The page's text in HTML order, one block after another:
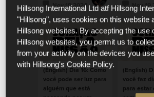
Nov 19 2024
Nov 19
(English) Dia 16: Como
você pode ser luz para
alguém que está
(English)
você faz
para estar
Hillsong International Ltd atf Hillsong
"Hillsong", uses cookies on this website
Hillsong websites. By accepting the use
Hillsong websites, you permit us to
from your activity on the devices you
with Hillsong's Cookie Policy.